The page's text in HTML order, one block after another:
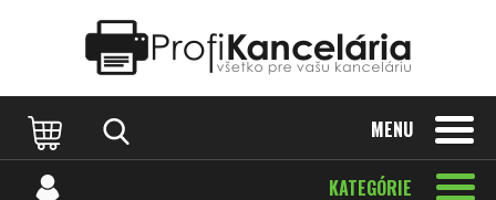
MENU
KATEGÓRIE
Katalóg internetových stránok Designed by Rawpixel.com